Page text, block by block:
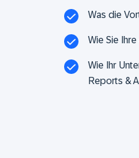
Was die
Wie Sie
Wie Ihr
Reports &